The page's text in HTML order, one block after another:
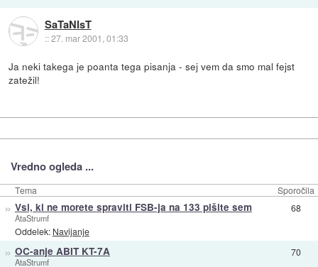
SaTaNIsT
::27. mar 2001, 01:33
Ja neki takega je poanta tega pisanja - sej vem da smo mal fejst
zatežil!
Vredno ogleda ...
Tema Sporočila
» Vsi, ki ne morete spraviti FSB-ja na 133 pišite sem
AtaStrumf
Oddelek: Navijanje
68
» OC-anje ABIT KT-7A
AtaStrumf
70